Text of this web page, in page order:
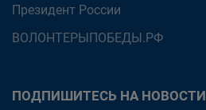
Президент России
ВОЛОНТЕРЫПОБЕДЫ.РФ
ПОДПИШИТЕСЬ НА НОВОСТИ